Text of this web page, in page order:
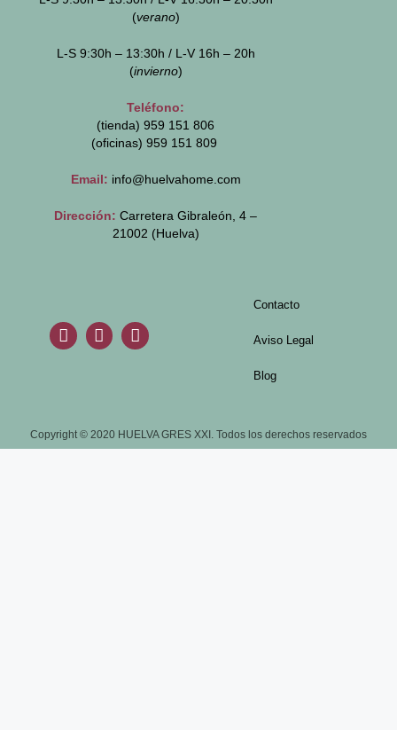
(verano)
L-S 9:30h – 13:30h / L-V 16h – 20h
(invierno)
Teléfono:
(tienda) 959 151 806
(oficinas) 959 151 809
Email: info@huelvahome.com
Dirección: Carretera Gibraleón, 4 –
21002 (Huelva)
Contacto
Aviso Legal
Blog
Copyright © 2020 HUELVA GRES XXI. Todos los derechos reservados